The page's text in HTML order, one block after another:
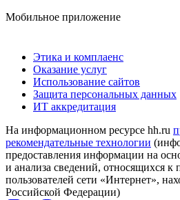
Мобильное приложение
Этика и комплаенс
Оказание услуг
Использование сайтов
Защита персональных данных
ИТ аккредитация
На информационном ресурсе hh.ru
рекомендательные технологии
предоставления информации на
и анализа сведений, относящихся к
пользователей сети «Интернет»,
Российской Федерации)